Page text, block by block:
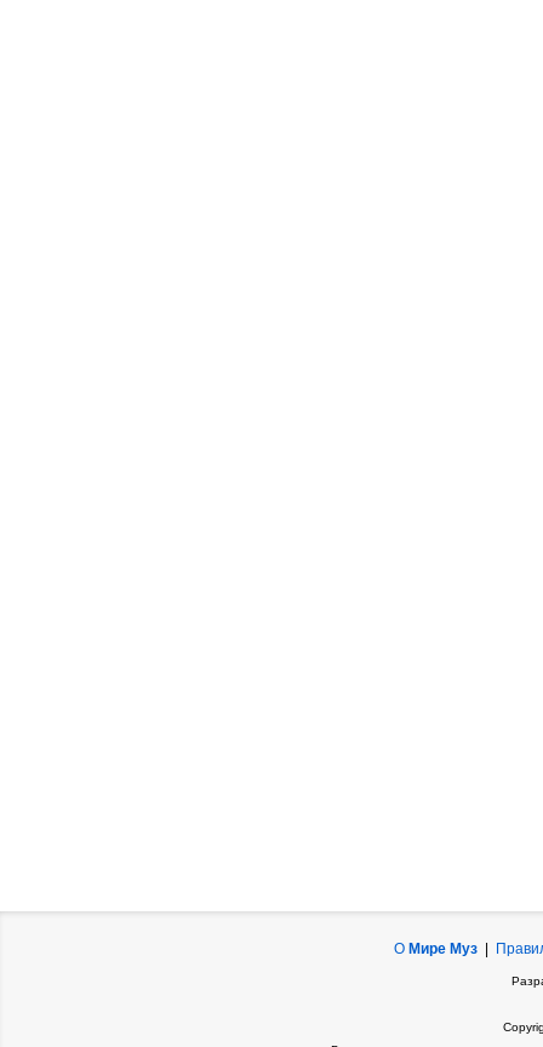
О Мире Муз|